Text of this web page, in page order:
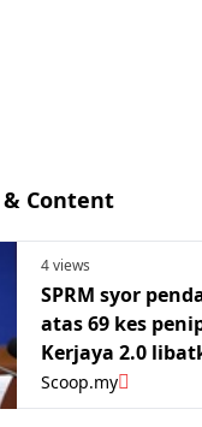
Content
4 views
SPRM syor
atas 69 kes
Kerjaya 2.0
syarikat, ejen
Scoop.my